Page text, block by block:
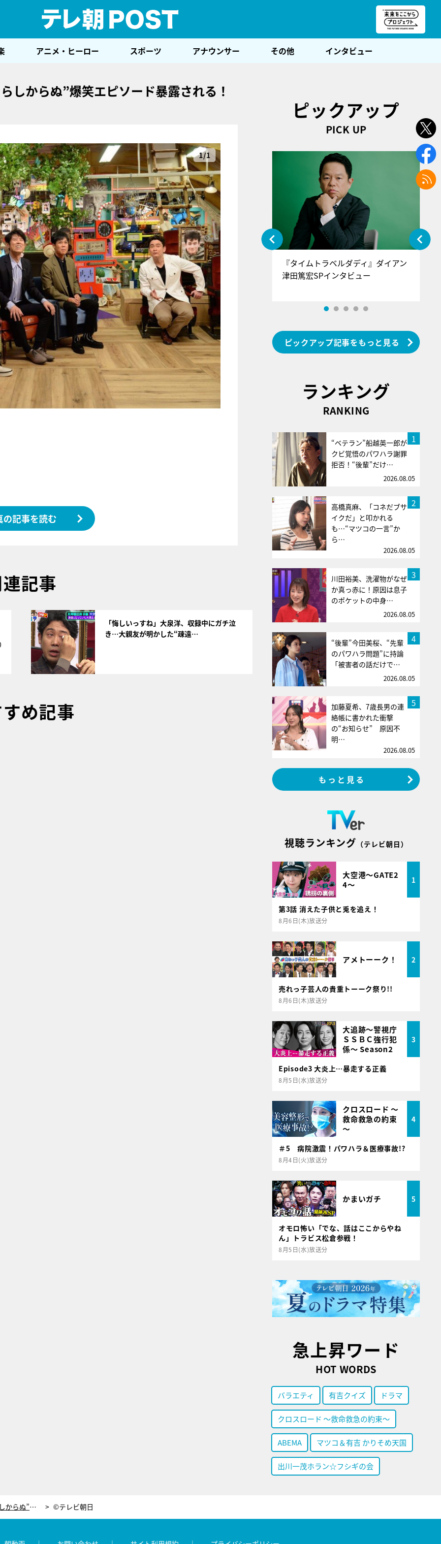
アニメ・ヒーロー スポーツ アナウンサー その他 インタビュー
しからぬ”爆笑エピソード暴露される！
1/1
の記事を読む
記事
「悔しいっすね」大泉洋、収録中にガチ泣
き…大親友が明かした“疎遠…
め記事
ピックアップ
PICK UP
『アイ＝ラブ！げーみんぐ』＝LOV
E齋藤樹愛羅＆佐々木舞香SPインタ
ビュー
『タイムトラベルダディ』ダイアン
津田篤宏SPインタビュー
ピックアップ記事をもっと見る
ランキング
RANKING
1
“ベテラン”船越英一郎が
クビ覚悟のパワハラ謝罪
拒否！“後輩”だけ…
2026.08.05
2
高橋真麻、「コネだブサ
イクだ」と叩かれる
も…“マツコの一言”か
ら…
2026.08.05
3
川田裕美、洗濯物がなぜ
か真っ赤に！原因は息子
のポケットの中身…
2026.08.05
4
“後輩”今田美桜、“先輩
のパワハラ問題”に持論
「被害者の話だけで…
2026.08.05
5
加藤夏希、7歳長男の連
絡帳に書かれた衝撃
の“お知らせ” 原因不
明…
2026.08.05
もっと見る
視聴ランキング （テレビ朝日）
大空港～GATE2
4～
1
第3話 消えた子供と兎を追え！
8月6日(木)放送分
アメトーーク！ 2
売れっ子芸人の貴重トーーク祭り!!
8月6日(木)放送分
大追跡～警視庁
ＳＳＢＣ強行犯
係～ Season2
3
Episode3 大炎上…暴走する正義
8月5日(水)放送分
クロスロード ～
救命救急の約束
～
4
＃5 病院激震！パワハラ＆医療事故!?
8月4日(火)放送分
かまいガチ 5
オモロ怖い「でな、話はここからやね
ん」トラビス松倉参戦！
8月5日(水)放送分
急上昇ワード
HOT WORDS
バラエティ 有吉クイズ ドラマ
クロスロード ～救命救急の約束～
ABEMA マツコ＆有吉 かりそめ天国
出川一茂ホラン☆フシギの会
野口健、同級生に“アルピニストらしからぬ”爆笑エピソード暴露される！ ©テレビ朝日